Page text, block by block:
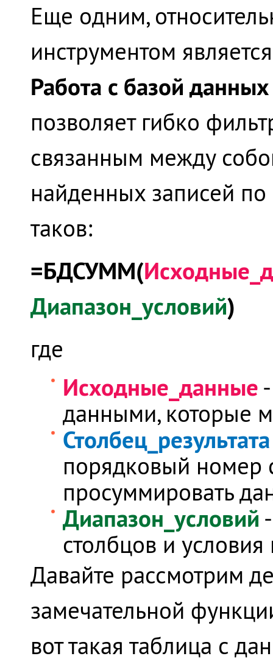
Еще одним,
инструментом
Работа с базой
позволяет гибко
связанным между
найденных записей
таков:
=БДСУММ(
Диапазон_условий)
где
Исходные_данные
данными, которые
Столбец_результата
порядковый номер
просуммировать
Диапазон_условий
столбцов и
Давайте рассмотрим
замечательной
вот такая таблица с